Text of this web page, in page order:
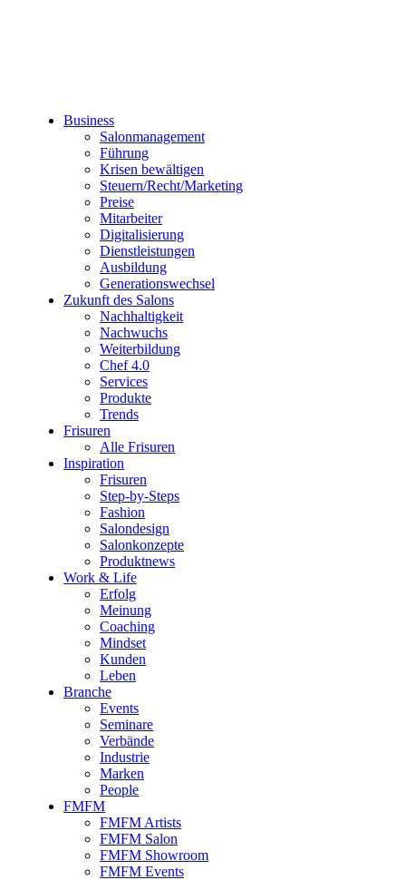
Business
Salonmanagement
Führung
Krisen bewältigen
Steuern/Recht/Marketing
Preise
Mitarbeiter
Digitalisierung
Dienstleistungen
Ausbildung
Generationswechsel
Zukunft des Salons
Nachhaltigkeit
Nachwuchs
Weiterbildung
Chef 4.0
Services
Produkte
Trends
Frisuren
Alle Frisuren
Inspiration
Frisuren
Step-by-Steps
Fashion
Salondesign
Salonkonzepte
Produktnews
Work & Life
Erfolg
Meinung
Coaching
Mindset
Kunden
Leben
Branche
Events
Seminare
Verbände
Industrie
Marken
People
FMFM
FMFM Artists
FMFM Salon
FMFM Showroom
FMFM Events